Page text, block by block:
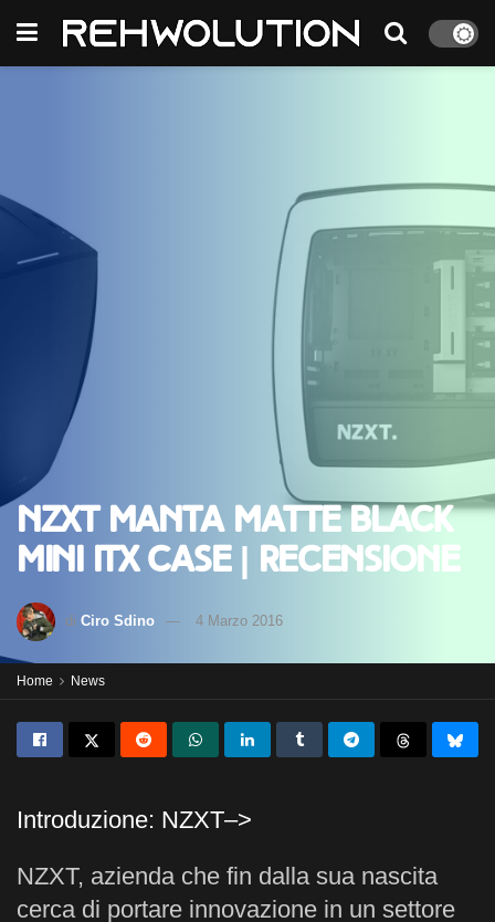
NZXT Manta Matte Black
mini ITX Case | Recensione
di Ciro Sdino 4 Marzo 2016
Home News
Introduzione: NZXT–>
NZXT, azienda che fin dalla sua nascita
cerca di portare innovazione in un settore